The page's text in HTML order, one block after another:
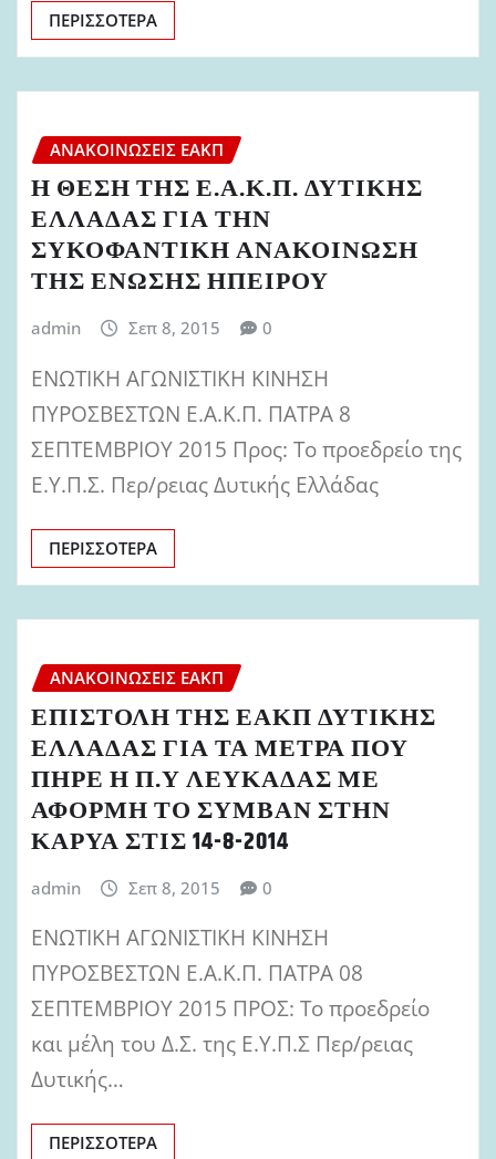
ΠΕΡΙΣΣΌΤΕΡΑ
ΑΝΑΚΟΙΝΏΣΕΙΣ ΕΑΚΠ
Η ΘΕΣΗ ΤΗΣ Ε.Α.Κ.Π. ΔΥΤΙΚΗΣ
ΕΛΛΑΔΑΣ ΓΙΑ ΤΗΝ
ΣΥΚΟΦΑΝΤΙΚΗ ΑΝΑΚΟΙΝΩΣΗ
ΤΗΣ ΕΝΩΣΗΣ ΗΠΕΙΡΟΥ
admin Σεπ 8, 2015 0
ΕΝΩΤΙΚΗ ΑΓΩΝΙΣΤΙΚΗ ΚΙΝΗΣΗ
ΠΥΡΟΣΒΕΣΤΩΝ Ε.Α.Κ.Π. ΠΑΤΡΑ 8
ΣΕΠΤΕΜΒΡΙΟΥ 2015 Προς: Το προεδρείο της
Ε.Υ.Π.Σ. Περ/ρειας Δυτικής Ελλάδας
ΠΕΡΙΣΣΌΤΕΡΑ
ΑΝΑΚΟΙΝΏΣΕΙΣ ΕΑΚΠ
ΕΠΙΣΤΟΛΗ ΤΗΣ ΕΑΚΠ ΔΥΤΙΚΗΣ
ΕΛΛΑΔΑΣ ΓΙΑ ΤΑ ΜΕΤΡΑ ΠΟΥ
ΠΗΡΕ Η Π.Υ ΛΕΥΚΑΔΑΣ ΜΕ
ΑΦΟΡΜΗ ΤΟ ΣΥΜΒΑΝ ΣΤΗΝ
ΚΑΡΥΑ ΣΤΙΣ 14-8-2014
admin Σεπ 8, 2015 0
ΕΝΩΤΙΚΗ ΑΓΩΝΙΣΤΙΚΗ ΚΙΝΗΣΗ
ΠΥΡΟΣΒΕΣΤΩΝ Ε.Α.Κ.Π. ΠΑΤΡΑ 08
ΣΕΠΤΕΜΒΡΙΟΥ 2015 ΠΡΟΣ: Το προεδρείο
και μέλη του Δ.Σ. της Ε.Υ.Π.Σ Περ/ρειας
Δυτικής…
ΠΕΡΙΣΣΌΤΕΡΑ